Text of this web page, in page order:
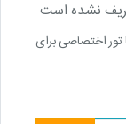
نشده است
تور اختصاصی برای